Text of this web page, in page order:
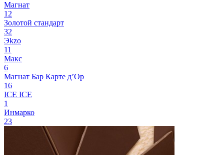
Магнат
12
Золотой стандарт
32
Эkzо
11
Макс
6
Магнат Бар Карте д’Ор
16
ICE ICE
1
Инмарко
23